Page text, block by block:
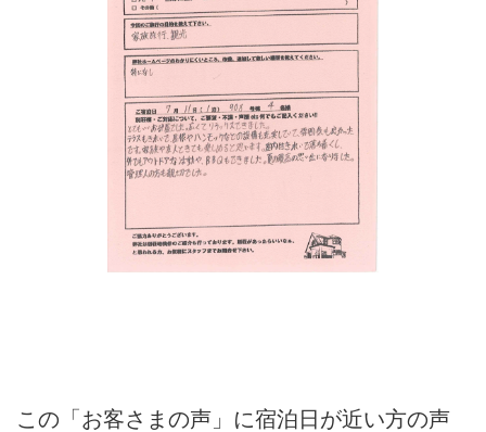
この「お客さまの声」に宿泊日が近い方の声